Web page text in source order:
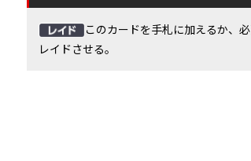
このカードを手札に加えるか、
レイドさせる。